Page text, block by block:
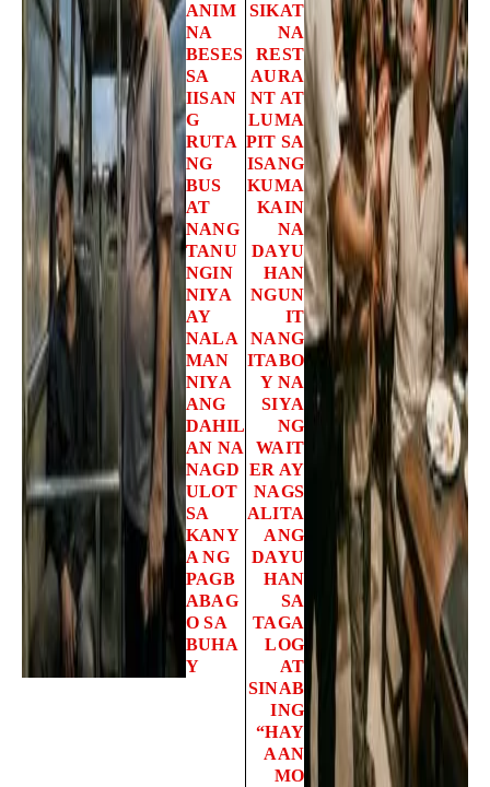
ANIM
NA
BESES
SA
IISAN
G
RUTA
NG
BUS
AT
NANG
TANU
NGIN
NIYA
AY
NALA
MAN
NIYA
ANG
DAHIL
AN NA
NAGD
ULOT
SA
KANY
A NG
PAGB
ABAG
O SA
BUHA
Y
SIKAT
NA
REST
AURA
NT AT
LUMA
PIT SA
ISANG
KUMA
KAIN
NA
DAYU
HAN
NGUN
IT
NANG
ITABO
Y NA
SIYA
NG
WAIT
ER AY
NAGS
ALITA
ANG
DAYU
HAN
SA
TAGA
LOG
AT
SINAB
ING
“HAY
AAN
MO